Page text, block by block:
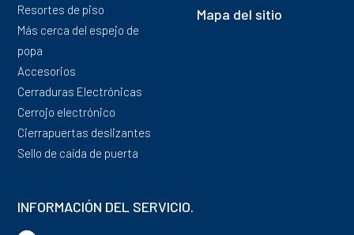
Resortes de piso
Más cerca del espejo de
popa
Accesorios
Cerraduras Electrónicas
Cerrojo electrónico
Cierrapuertas deslizantes
Sello de caída de puerta
Mapa del sitio
INFORMACIÓN DEL SERVICIO.